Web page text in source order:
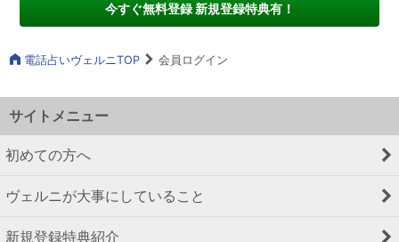
今すぐ無料登録 新規登録特典有！
電話占いヴェルニTOP 会員ログイン
サイトメニュー
初めての方へ
ヴェルニが大事にしていること
新規登録特典紹介